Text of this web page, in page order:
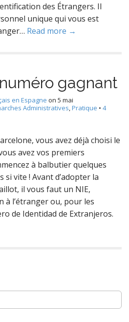
des Étrangers. Il
unique qui vous est
Read more →
gagnant
en Espagne on 5 mai
Administratives,Pratique • 4
vous avez déjà choisi le
avez vos premiers
à balbutier quelques
si vite ! Avant d’adopter la
il vous faut un NIE,
à l’étranger ou, pour les
de Identidad de Extranjeros.